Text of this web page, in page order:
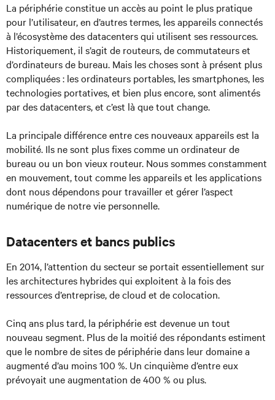
La périphérie constitue un accès au point le plus pratique
pour l’utilisateur, en d’autres termes, les appareils connectés
à l’écosystème des datacenters qui utilisent ses ressources.
Historiquement, il s’agit de routeurs, de commutateurs et
d’ordinateurs de bureau. Mais les choses sont à présent plus
compliquées : les ordinateurs portables, les smartphones, les
technologies portatives, et bien plus encore, sont alimentés
par des datacenters, et c’est là que tout change.
La principale différence entre ces nouveaux appareils est la
mobilité. Ils ne sont plus fixes comme un ordinateur de
bureau ou un bon vieux routeur. Nous sommes constamment
en mouvement, tout comme les appareils et les applications
dont nous dépendons pour travailler et gérer l’aspect
numérique de notre vie personnelle.
Datacenters et bancs publics
En 2014, l’attention du secteur se portait essentiellement sur
les architectures hybrides qui exploitent à la fois des
ressources d’entreprise, de cloud et de colocation.
Cinq ans plus tard, la périphérie est devenue un tout
nouveau segment. Plus de la moitié des répondants estiment
que le nombre de sites de périphérie dans leur domaine a
augmenté d’au moins 100 %. Un cinquième d’entre eux
prévoyait une augmentation de 400 % ou plus.